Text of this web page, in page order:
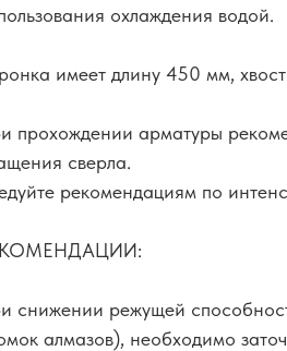
охлаждения водой.
имеет длину 450 мм,
прохождении арматуры
сверла.
рекомендациям по
снижении режущей
алмазов), необходимо